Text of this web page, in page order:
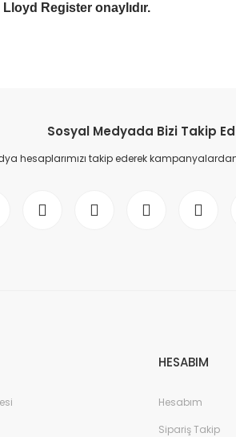
Register onaylıdır.
Sosyal Medyada Bizi Takip
hesaplarımızı takip ederek
HESABIM
Hesabım
Sipariş Takip